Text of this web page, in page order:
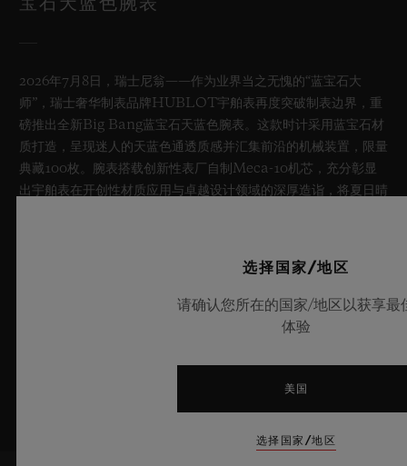
2026年7月8日，瑞士尼翁——作为业界当之无愧的“蓝宝石大
师”，瑞士奢华制表品牌HUBLOT宇舶表再度突破制表边界，重
磅推出全新Big Bang蓝宝石天蓝色腕表。这款时计采用蓝宝石材
质打造，呈现迷人的天蓝色通透质感并汇集前沿的机械装置，限量
典藏100枚。腕表搭载创新性表厂自制Meca-10机芯，充分彰显
出宇舶表在开创性材质应用与卓越设计领域的深厚造诣，将夏日晴
选择国家/地区
请确认您所在的国家/地区以获享最
体验
美国
选择国家/地区